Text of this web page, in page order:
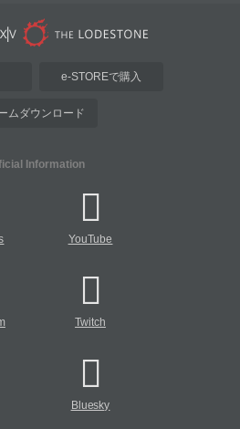
e-STOREで購入
ムダウンロード
Information
YouTube
Twitch
Bluesky